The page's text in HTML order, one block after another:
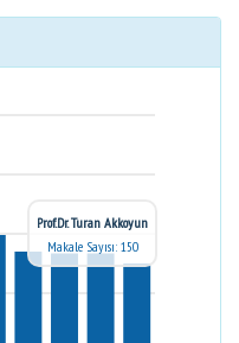
Prof.Dr. Turan Akkoyun
Makale Sayısı: 150